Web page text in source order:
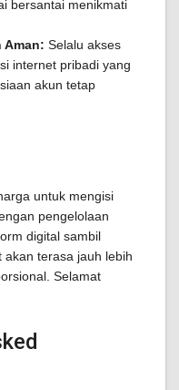
bersantai menikmati
Aman: Selalu akses
internet pribadi yang
akun tetap
untuk mengisi
pengelolaan
digital sambil
akan terasa jauh lebih
Selamat